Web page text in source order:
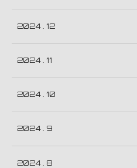
2024 . 12
2024 . 11
2024 . 10
2024 . 9
2024 . 8